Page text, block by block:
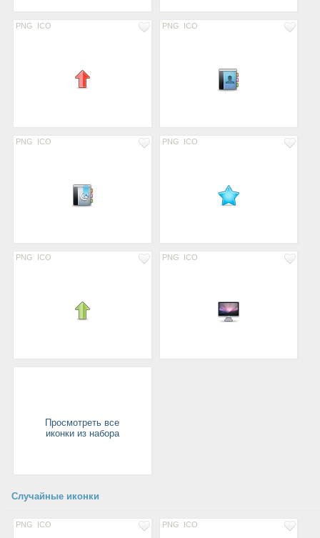
PNG ICO PNG ICO
PNG ICO PNG ICO
PNG ICO PNG ICO
Просмотреть все
иконки из набора
Случайные иконки
PNG ICO PNG ICO